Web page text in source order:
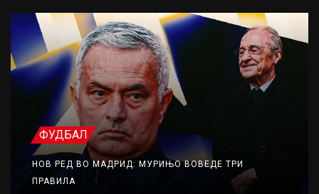
ФУДБАЛ
НОВ РЕД ВО МАДРИД: МУРИЊО ВОВЕДЕ ТРИ
ПРАВИЛА